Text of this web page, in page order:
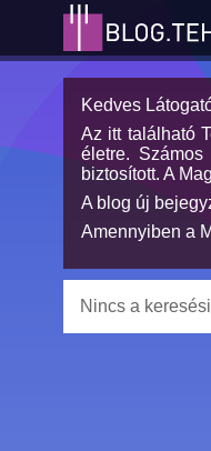
Kedves
Az itt található
életre.
biztosított. A
A blog új
Amennyiben a
Nincs a